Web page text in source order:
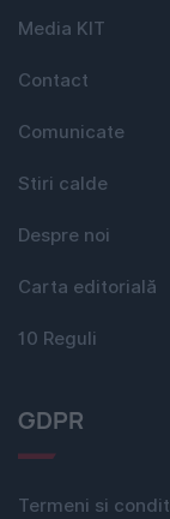
Media KIT
Contact
Comunicate
Stiri calde
Despre noi
Carta editorială
10 Reguli
GDPR
Termeni si